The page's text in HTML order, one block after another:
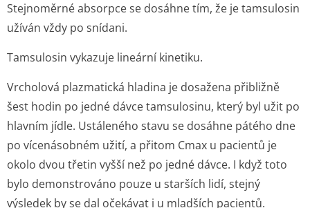
Stejnoměrné absorpce se dosáhne tím, že je tamsulosin
užíván vždy po snídani.
Tamsulosin vykazuje lineární kinetiku.
Vrcholová plazmatická hladina je dosažena přibližně
šest hodin po jedné dávce tamsulosinu, který byl užit po
hlavním jídle. Ustáleného stavu se dosáhne pátého dne
po vícenásobném užití, a přitom Cmax u pacientů je
okolo dvou třetin vyšší než po jedné dávce. I když toto
bylo demonstrováno pouze u starších lidí, stejný
výsledek by se dal očekávat i u mladších pacientů.